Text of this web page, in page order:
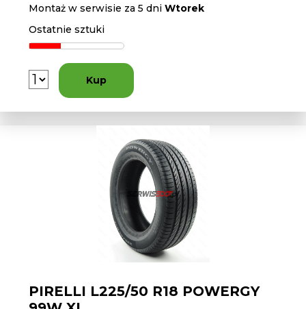
Montaż w serwisie za 5 dniWtorek
Ostatnie sztuki
Kup
PIRELLI L225/50 R18 POWERGY